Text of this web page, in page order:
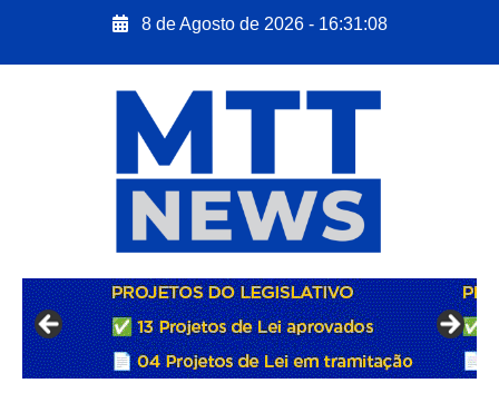
8 de Agosto de 2026 - 16:31:09